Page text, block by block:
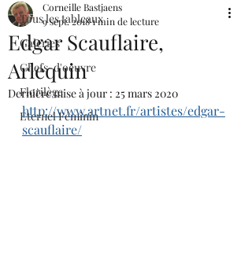
Tous les tableaux
Galeries
Chefs-d'oeuvre
Florilège
Eternel Féminin
Edgar Scauflaire,
Arlequin
Corneille Bastjaens
9 sept. 20181 min de lecture
Dernière mise à jour : 25 mars 2020
http://www.artnet.fr/artistes/edgar-
scauflaire/